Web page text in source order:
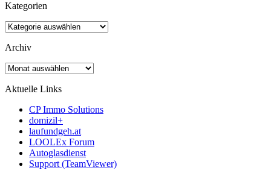
Kategorien
Kategorien
Archiv
Archiv
Aktuelle Links
CP Immo Solutions
domizil+
laufundgeh.at
LOOLEx Forum
Autoglasdienst
Support (TeamViewer)